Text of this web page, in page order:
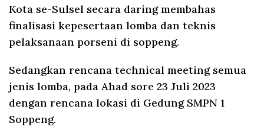
Kota se-Sulsel secara daring membahas
finalisasi kepesertaan lomba dan teknis
pelaksanaan porseni di soppeng.
Sedangkan rencana technical meeting semua
jenis lomba, pada Ahad sore 23 Juli 2023
dengan rencana lokasi di Gedung SMPN 1
Soppeng.